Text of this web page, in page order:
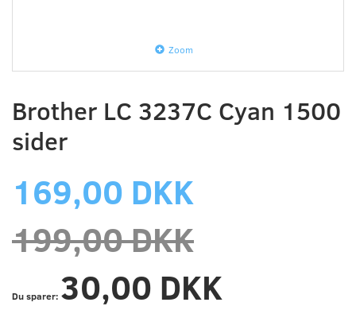
Zoom
Brother LC 3237C Cyan 1500
sider
169,00 DKK
199,00 DKK
Du sparer: 30,00 DKK